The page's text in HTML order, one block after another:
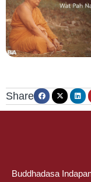
Share
Buddhadasa